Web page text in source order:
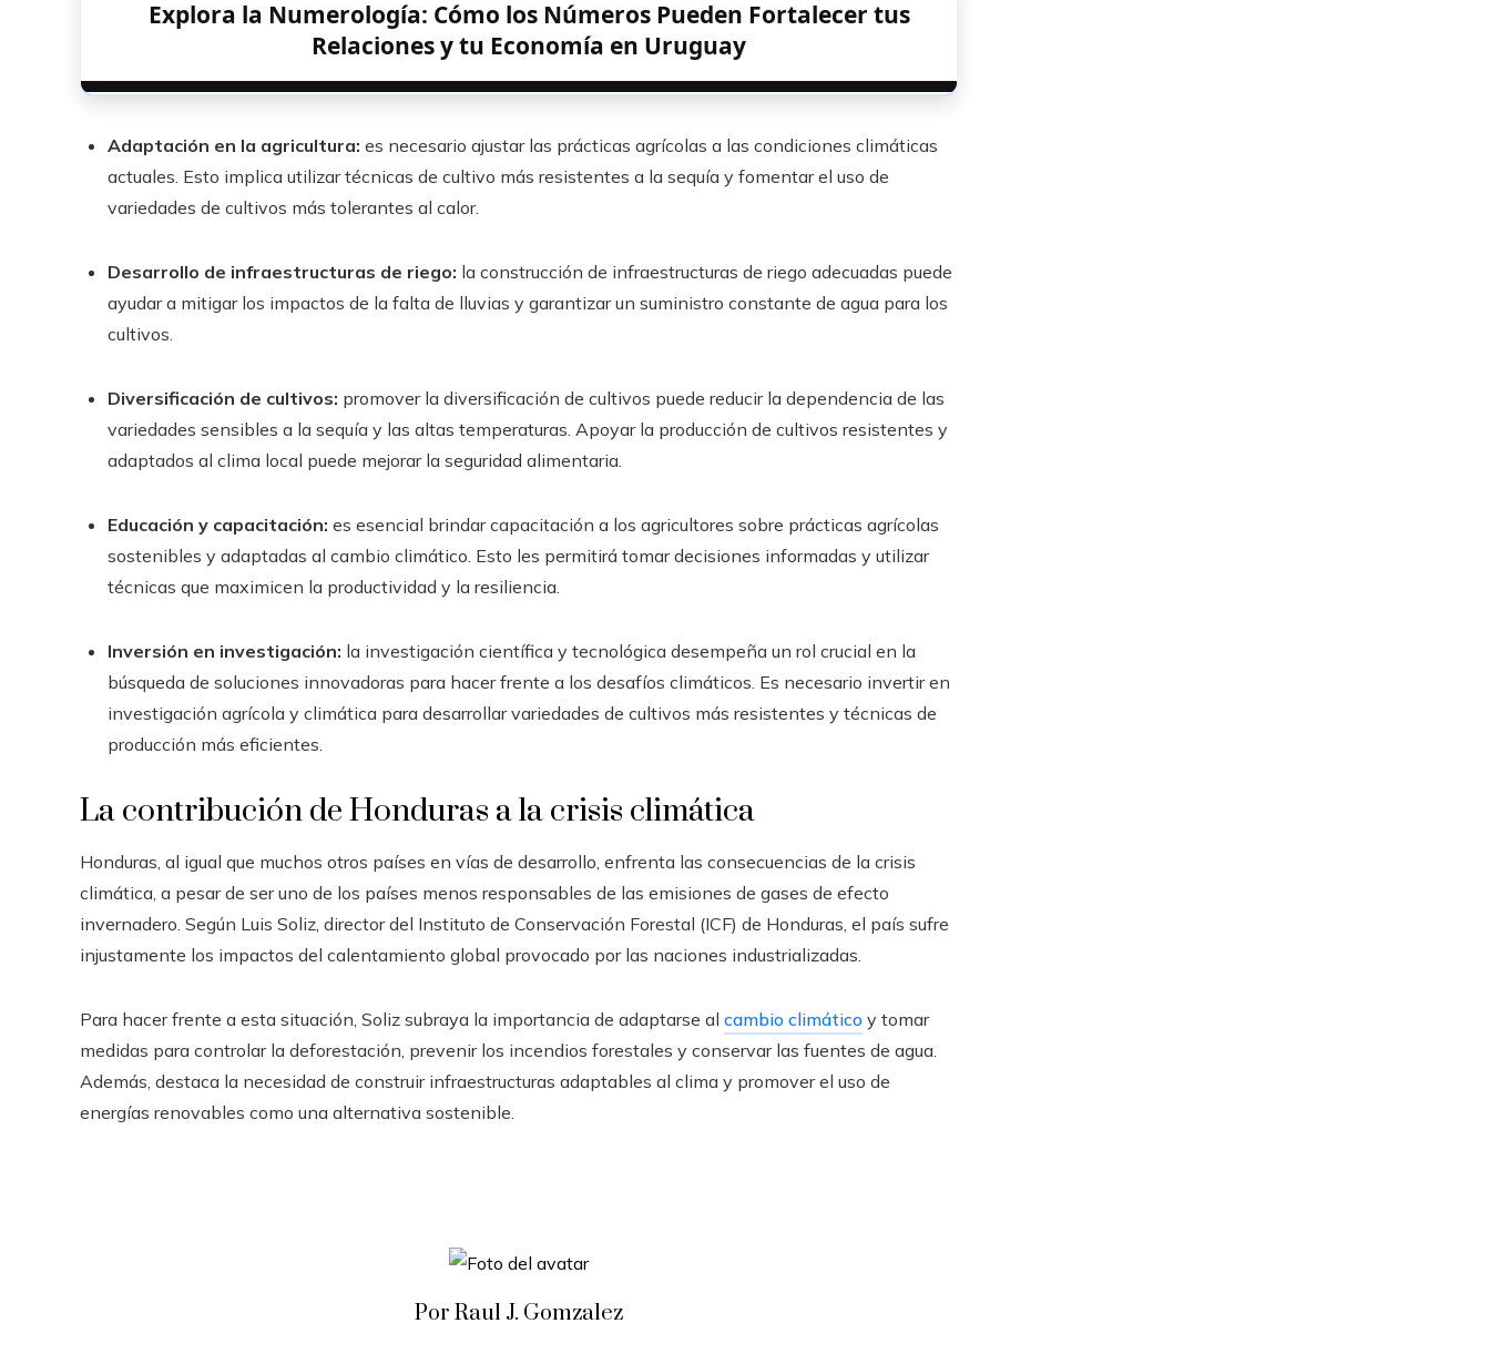
Explora la Numerología: Cómo los Números Pueden Fortalecer tus
Relaciones y tu Economía en Uruguay
Adaptación en la agricultura: es necesario ajustar las prácticas agrícolas a las condiciones climáticas
actuales. Esto implica utilizar técnicas de cultivo más resistentes a la sequía y fomentar el uso de
variedades de cultivos más tolerantes al calor.
Desarrollo de infraestructuras de riego: la construcción de infraestructuras de riego adecuadas puede
ayudar a mitigar los impactos de la falta de lluvias y garantizar un suministro constante de agua para los
cultivos.
Diversificación de cultivos: promover la diversificación de cultivos puede reducir la dependencia de las
variedades sensibles a la sequía y las altas temperaturas. Apoyar la producción de cultivos resistentes y
adaptados al clima local puede mejorar la seguridad alimentaria.
Educación y capacitación: es esencial brindar capacitación a los agricultores sobre prácticas agrícolas
sostenibles y adaptadas al cambio climático. Esto les permitirá tomar decisiones informadas y utilizar
técnicas que maximicen la productividad y la resiliencia.
Inversión en investigación: la investigación científica y tecnológica desempeña un rol crucial en la
búsqueda de soluciones innovadoras para hacer frente a los desafíos climáticos. Es necesario invertir en
investigación agrícola y climática para desarrollar variedades de cultivos más resistentes y técnicas de
producción más eficientes.
La contribución de Honduras a la crisis climática
Honduras, al igual que muchos otros países en vías de desarrollo, enfrenta las consecuencias de la crisis
climática, a pesar de ser uno de los países menos responsables de las emisiones de gases de efecto
invernadero. Según Luis Soliz, director del Instituto de Conservación Forestal (ICF) de Honduras, el país sufre
injustamente los impactos del calentamiento global provocado por las naciones industrializadas.
Para hacer frente a esta situación, Soliz subraya la importancia de adaptarse al cambio climático y tomar
medidas para controlar la deforestación, prevenir los incendios forestales y conservar las fuentes de agua.
Además, destaca la necesidad de construir infraestructuras adaptables al clima y promover el uso de
energías renovables como una alternativa sostenible.
Por Raul J. Gomzalez